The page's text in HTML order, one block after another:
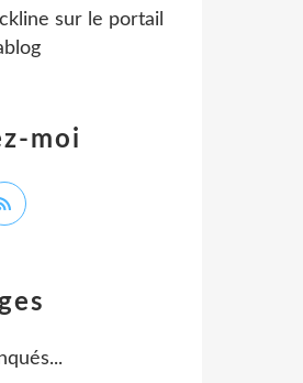
moi
sur le portail